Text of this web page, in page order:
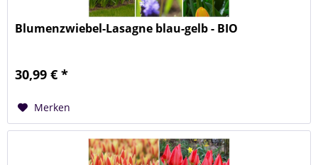
Blumenzwiebel-Lasagne blau-gelb - BIO
30,99 € *
Merken